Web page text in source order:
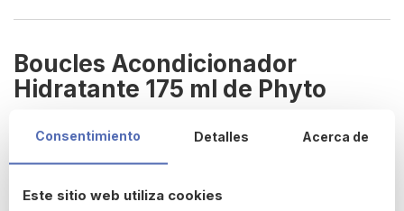
Boucles Acondicionador
Hidratante 175 ml de Phyto
Phyto acondicionador hidratante
es un producto para el
cuidado capilar que proporciona suavidad, hidratación y
brilloal cabello rizado u ondulado. Este acondicionador utiliza
desenredar, hidratar ydefinir cada uno de tus rizos.
Consentimiento Detalles Acerca de
Este sitio web utiliza cookies